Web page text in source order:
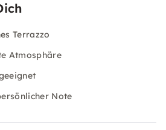
Terrazzo
Atmosphäre
Note